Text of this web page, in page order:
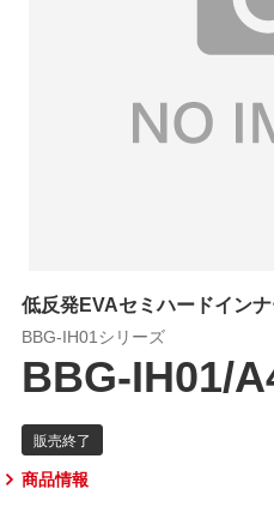
低反発EVAセミハードイン
BBG-IH01シリーズ
BBG-IH01/
商品情報